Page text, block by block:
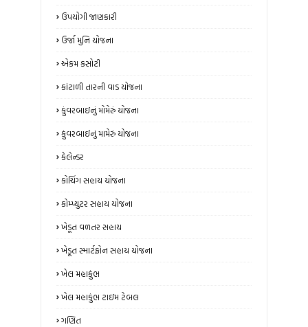
ઉપયોગી જાણકારી
ઉર્જા મુનિ યોજના
એકમ કસોટી
કાંટાળી તારની વાડ યોજના
કુંવરબાઇનું મોમેરું યોજના
કુંવરબાઈનું મામેરું યોજના
કેલેન્ડર
કોચિંગ સહાય યોજના
કોમ્પ્યુટર સહાય યોજના
ખેડૂત વળતર સહાય
ખેડૂત સ્માર્ટફોન સહાય યોજના
ખેલ મહાકુંભ
ખેલ મહાકુંભ ટાઇમ ટેબલ
ગણિત